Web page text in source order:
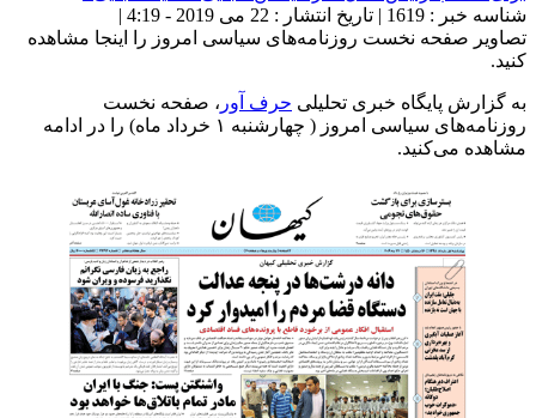
شناسه خبر : 1619 | تاریخ انتشار : 22 می 2019 - 4:19 |
تصاویر صفحه نخست روزنامه‌های سیاسی امروز را اینجا مشاهده
کنید.
به گزارش پایگاه خبری تحلیلی حرف آور ، صفحه نخست
روزنامه‌های سیاسی امروز ( چهارشنبه ۱ خرداد ماه) را در ادامه
مشاهده می‌کنید.